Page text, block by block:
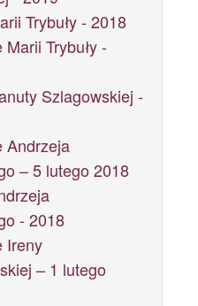
Trybuły - 2018
Trybuły -
Szlagowskiej -
Andrzeja
– 5 lutego 2018
- 2018
Ireny
– 1 lutego